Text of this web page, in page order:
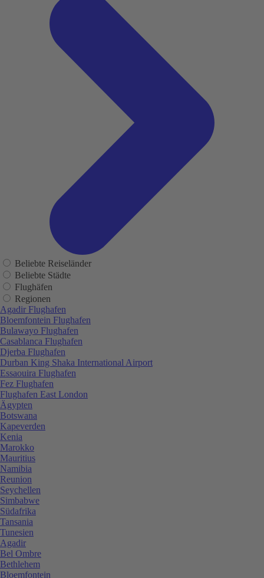
Beliebte Reiseländer
Beliebte Städte
Flughäfen
Regionen
Agadir Flughafen
Bloemfontein Flughafen
Bulawayo Flughafen
Casablanca Flughafen
Djerba Flughafen
Durban King Shaka International Airport
Essaouira Flughafen
Fez Flughafen
Flughafen East London
Ägypten
Botswana
Kapeverden
Kenia
Marokko
Mauritius
Namibia
Reunion
Seychellen
Simbabwe
Südafrika
Tansania
Tunesien
Agadir
Bel Ombre
Bethlehem
Bloemfontein